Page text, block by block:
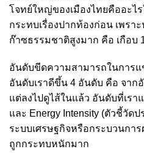
โจทย์ใหญ่ของเมืองไทยคืออะไ
กระทบเรื่องปากท้องก่อน เพรา
ก๊าซธรรมชาติสูงมาก คือ เกือบ
อันดับขีดความสามารถในการแ
อันดับเราดีขึ้น 4 อันดับ คือ จาก
แต่ลงไปดูไส้ในแล้ว อันดับที่เร
และ Energy Intensity (ตัวชี้วัด
ระบบเศรษฐกิจหรือกระบวนการ
ถูกกระทบหนักมาก